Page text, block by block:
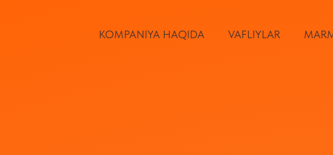
KOMPANIYA HAQIDA VAFLIYLAR